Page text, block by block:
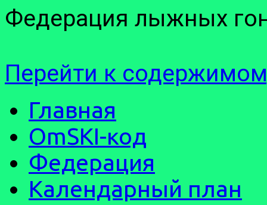
Федерация лыжных
Перейти к
Главная
OmSKI-код
Федерация
Календарный план